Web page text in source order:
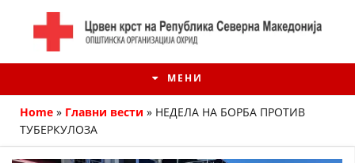
МЕНИ
Home » Главни вести » НЕДЕЛА НА БОРБА ПРОТИВ
ТУБЕРКУЛОЗА